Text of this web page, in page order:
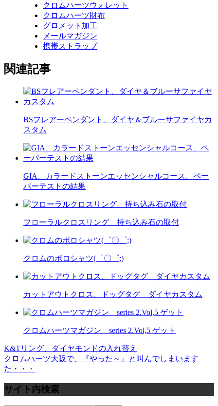
クロムハーツウォレット
クロムハーツ財布
グロメット加工
メールマガジン
携帯ストラップ
関連記事
BSフレアーペンダント、ダイヤ＆ブルーサファイヤカ
スタム
GIA、カラードストーンエッセンシャルコース、ペー
パーテストの結果
フローラルクロスリング 持ち込み石の取付
クロムのポロシャツ(゜〇゜;)
カットアウトクロス、ドッグタグ ダイヤカスタム
クロムハーツマガジン series 2.Vol,5 ゲット
投
稿
ナ
ビ
K&Tリング、ダイヤモンドの入れ替え
クロムハーツ大阪で、『やった～』と叫んでしまいます
た・・・
サイト内検索